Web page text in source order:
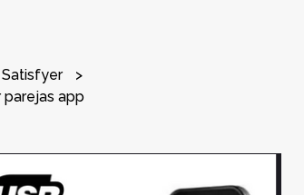
Satisfyer
app